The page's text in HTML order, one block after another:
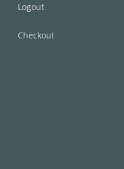
Logout
Checkout